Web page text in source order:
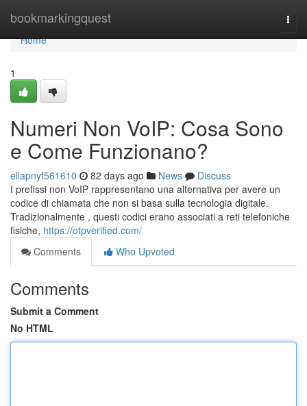
bookmarkingquest
Home
Home
1
Numeri Non VoIP: Cosa Sono
e Come Funzionano?
ellapnyf561610 82 days ago News
Discuss
I prefissi non VoIP rappresentano una alternativa per avere un
codice di chiamata che non si basa sulla tecnologia digitale.
Tradizionalmente , questi codici erano associati a reti telefoniche
fisiche, https://otpverified.com/
Comments
Who Upvoted
Comments
Submit a Comment
No HTML